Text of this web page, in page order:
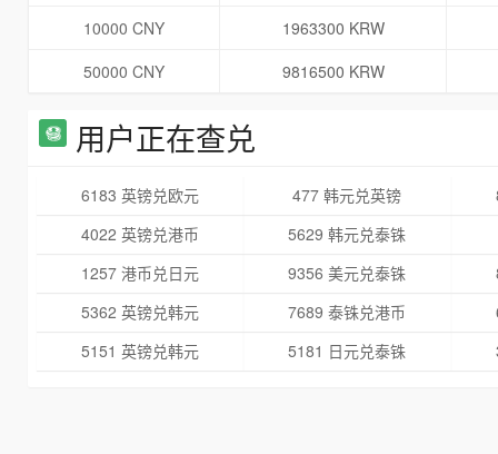
10000 CNY
1963300 KRW
50000 CNY
9816500 KRW
用户正在查兑
6183 英镑兑欧元 477 韩元兑英镑
4022 英镑兑港币
5629 韩元兑泰铢
1257 港币兑日元
9356 美元兑泰铢
5362 英镑兑韩元
7689 泰铢兑港币
5151 英镑兑韩元
5181 日元兑泰铢